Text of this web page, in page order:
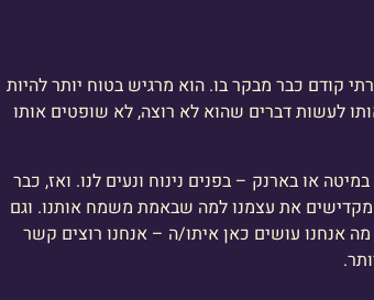
קודם כבר מבקר בו. הוא מרגיש בטוח יותר להיות
לעשות דברים שהוא לא רוצה, לא שופטים אותו
או בארנק – בפנים נינוח ונעים לנו. ואז, כבר
מקדישים את עצמנו למה שבאמת משמח אותנו. וגם
אנחנו עושים כאן איתו/ה – אנחנו רוצים קשר